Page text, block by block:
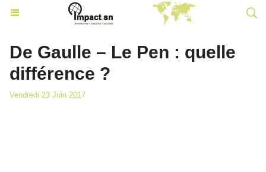
De Gaulle – Le Pen : quelle
différence ?
Vendredi 23 Juin 2017